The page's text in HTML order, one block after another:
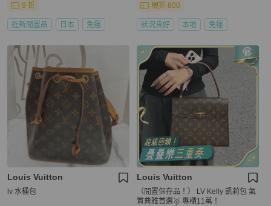
9 折
近新閒置品 日本 免運
現折 800
狀況良好 本地 免運
Louis Vuitton
lv 水桶包
Louis Vuitton
（閒置保存品！） LV Kelly 凱莉包 氣
質典雅首選🥇 專櫃11萬！